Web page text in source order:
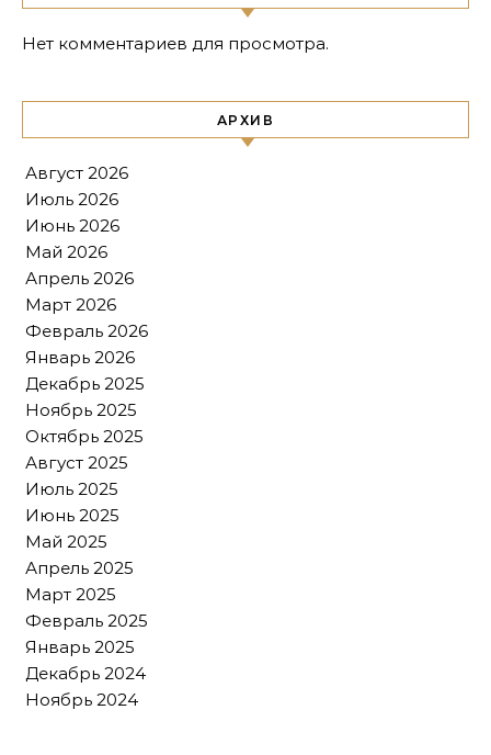
Нет комментариев для просмотра.
АРХИВ
Август 2026
Июль 2026
Июнь 2026
Май 2026
Апрель 2026
Март 2026
Февраль 2026
Январь 2026
Декабрь 2025
Ноябрь 2025
Октябрь 2025
Август 2025
Июль 2025
Июнь 2025
Май 2025
Апрель 2025
Март 2025
Февраль 2025
Январь 2025
Декабрь 2024
Ноябрь 2024